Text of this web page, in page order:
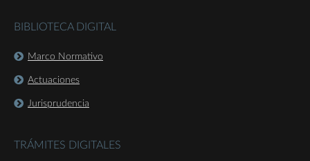
BIBLIOTECA DIGITAL
Marco Normativo
Actuaciones
Jurisprudencia
TRÁMITES DIGITALES